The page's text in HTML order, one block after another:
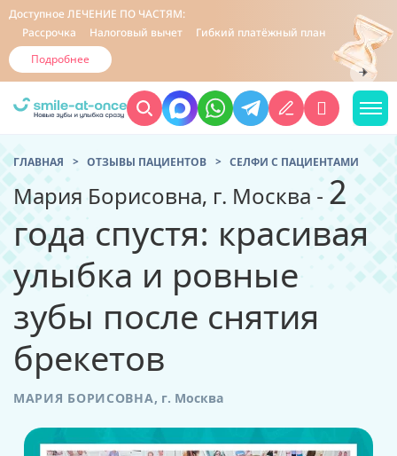
Доступное ЛЕЧЕНИЕ ПО ЧАСТЯМ:
Рассрочка
Налоговый вычет Гибкий платёжный план
Подробнее
ГЛАВНАЯ ОТЗЫВЫ ПАЦИЕНТОВ CЕЛФИ С ПАЦИЕНТАМИ
Мария Борисовна, г. Москва - 2
года спустя: красивая
улыбка и ровные
зубы после снятия
брекетов
МАРИЯ БОРИСОВНА, г. Москва